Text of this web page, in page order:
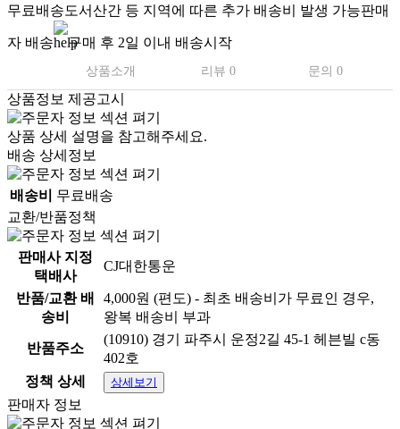
무료배송도서산간 등 지역에 따른 추가 배송비 발생 가능판매
자 배송 구매 후 2일 이내 배송시작
상품소개 리뷰 0 문의 0
상품정보 제공고시
상품 상세 설명을 참고해주세요.
배송 상세정보
배송비
무료배송
교환/반품정책
판매사 지정
택배사
CJ대한통운
반품/교환 배
송비
4,000원 (편도) - 최초 배송비가 무료인 경우,
왕복 배송비 부과
반품주소
(10910) 경기 파주시 운정2길 45-1 헤븐빌 c동
402호
정책 상세
상세보기
판매자 정보